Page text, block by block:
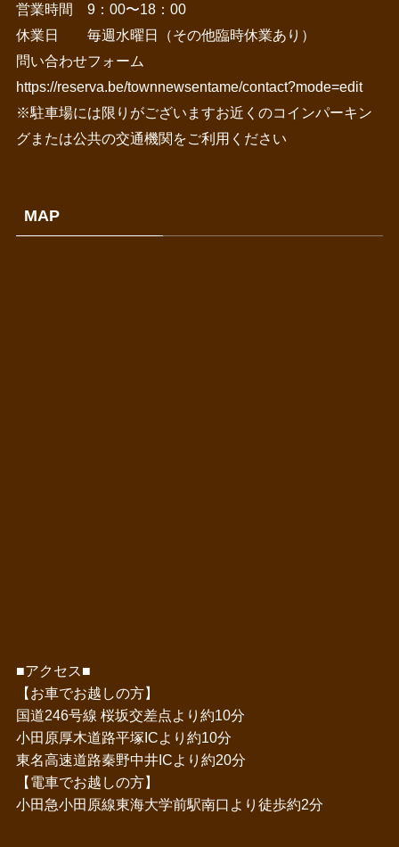
営業時間 9：00〜18：00
休業日 毎週水曜日（その他臨時休業あり）
問い合わせフォーム
https://reserva.be/townnewsentame/contact?mode=edit
※駐車場には限りがございますお近くのコインパーキン
グまたは公共の交通機関をご利用ください
MAP
■アクセス■
【お車でお越しの方】
国道246号線 桜坂交差点より約10分
小田原厚木道路平塚ICより約10分
東名高速道路秦野中井ICより約20分
【電車でお越しの方】
小田急小田原線東海大学前駅南口より徒歩約2分